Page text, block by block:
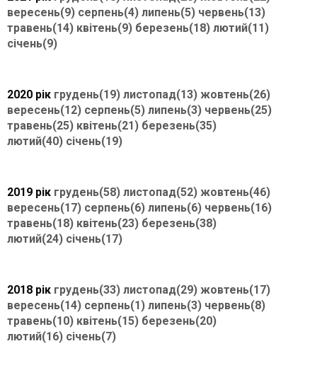
вересень(9) серпень(4) липень(5) червень(13)
травень(14) квітень(9) березень(18) лютий(11)
січень(9)
2020 рік грудень(19) листопад(13) жовтень(26)
вересень(12) серпень(5) липень(3) червень(25)
травень(25) квітень(21) березень(35)
лютий(40) січень(19)
2019 рік грудень(58) листопад(52) жовтень(46)
вересень(17) серпень(6) липень(6) червень(16)
травень(18) квітень(23) березень(38)
лютий(24) січень(17)
2018 рік грудень(33) листопад(29) жовтень(17)
вересень(14) серпень(1) липень(3) червень(8)
травень(10) квітень(15) березень(20)
лютий(16) січень(7)